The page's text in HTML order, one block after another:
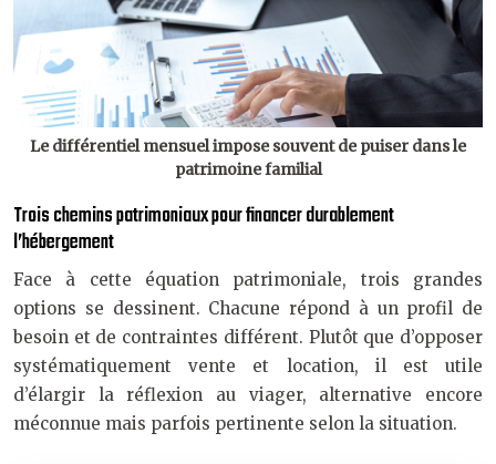
Le différentiel mensuel impose souvent de puiser dans le
patrimoine familial
Trois chemins patrimoniaux pour financer durablement
l’hébergement
Face à cette équation patrimoniale, trois grandes
options se dessinent. Chacune répond à un profil de
besoin et de contraintes différent. Plutôt que d’opposer
systématiquement vente et location, il est utile
d’élargir la réflexion au viager, alternative encore
méconnue mais parfois pertinente selon la situation.